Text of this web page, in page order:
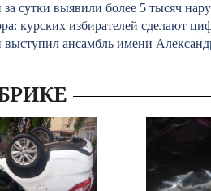
за сутки выявили более 5 тысяч
курских избирателей сделают
выступил ансамбль имени